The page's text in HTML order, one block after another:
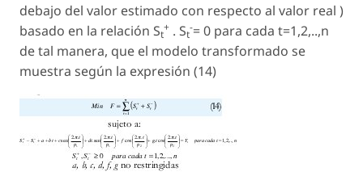
debajo del valor estimado con respecto al valor real )
basado en la relación St
+ . St
-= 0 para cada t=1,2,..,n
de tal manera, que el modelo transformado se
muestra según la expresión (14)